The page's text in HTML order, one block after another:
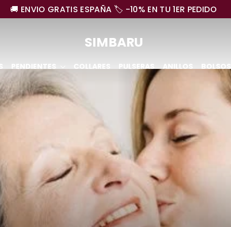
🚚 ENVIO GRATIS ESPAÑA 🏷️ -10% EN TU 1ER PEDIDO
SIMBARU
PENDIENTES COLLARES PULSERAS ANILLOS BOLSOS